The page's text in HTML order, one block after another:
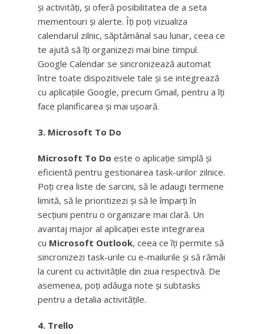
și activități, și oferă posibilitatea de a seta
mementouri și alerte. Îți poți vizualiza
calendarul zilnic, săptămânal sau lunar, ceea ce
te ajută să îți organizezi mai bine timpul.
Google Calendar se sincronizează automat
între toate dispozitivele tale și se integrează
cu aplicațiile Google, precum Gmail, pentru a îți
face planificarea și mai ușoară.
3. Microsoft To Do
Microsoft To Do este o aplicație simplă și
eficientă pentru gestionarea task-urilor zilnice.
Poți crea liste de sarcini, să le adaugi termene
limită, să le prioritizezi și să le împarți în
secțiuni pentru o organizare mai clară. Un
avantaj major al aplicației este integrarea
cu Microsoft Outlook, ceea ce îți permite să
sincronizezi task-urile cu e-mailurile și să rămâi
la curent cu activitățile din ziua respectivă. De
asemenea, poți adăuga note și subtasks
pentru a detalia activitățile.
4. Trello